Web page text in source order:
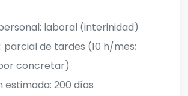
laboral (interinidad)
parcial de tardes (10 h/mes;
concretar)
estimada: 200 días